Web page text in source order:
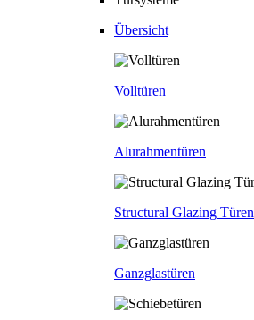
Übersicht
Volltüren
Alurahmentüren
Structural Glazing Türen
Ganzglastüren